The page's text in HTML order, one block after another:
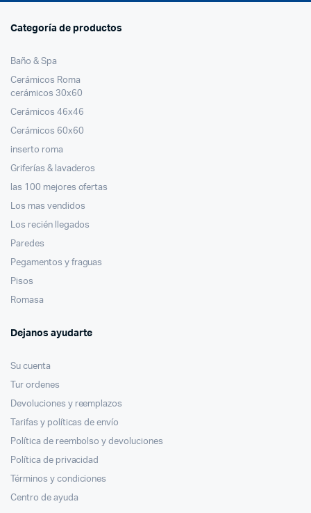
Categoría de productos
Baño & Spa
Cerámicos Roma
cerámicos 30x60
Cerámicos 46x46
Cerámicos 60x60
inserto roma
Griferías & lavaderos
las 100 mejores ofertas
Los mas vendidos
Los recién llegados
Paredes
Pegamentos y fraguas
Pisos
Romasa
Dejanos ayudarte
Su cuenta
Tur ordenes
Devoluciones y reemplazos
Tarifas y políticas de envío
Política de reembolso y devoluciones
Política de privacidad
Términos y condiciones
Centro de ayuda